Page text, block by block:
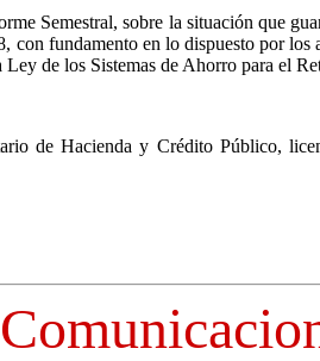
Semestral, sobre la situación que
con fundamento en lo dispuesto por
de los Sistemas de Ahorro para el
de Hacienda y Crédito Público,